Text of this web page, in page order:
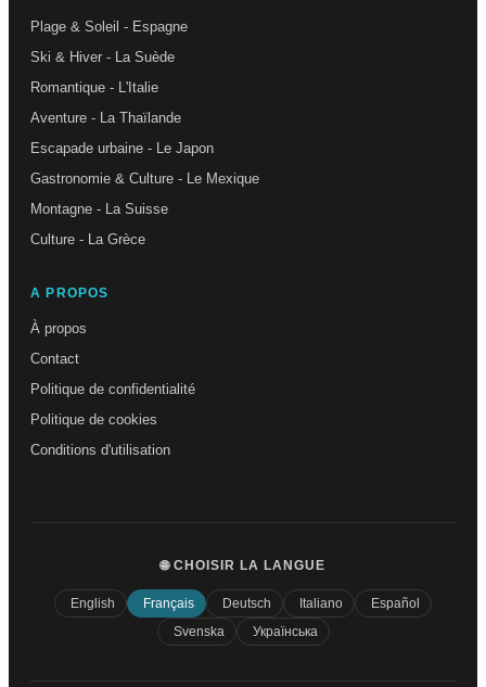
Plage & Soleil - Espagne
Ski & Hiver - La Suède
Romantique - L'Italie
Aventure - La Thaïlande
Escapade urbaine - Le Japon
Gastronomie & Culture - Le Mexique
Montagne - La Suisse
Culture - La Grèce
A PROPOS
À propos
Contact
Politique de confidentialité
Politique de cookies
Conditions d'utilisation
🌐 CHOISIR LA LANGUE
English Français Deutsch Italiano
Español
Svenska
Українська